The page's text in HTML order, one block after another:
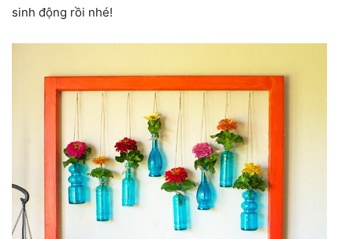
sinh động rồi nhé!